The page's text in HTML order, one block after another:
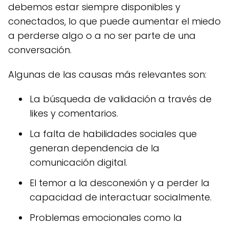
debemos estar siempre disponibles y
conectados, lo que puede aumentar el miedo
a perderse algo o a no ser parte de una
conversación.
Algunas de las causas más relevantes son:
La búsqueda de validación a través de
likes y comentarios.
La falta de habilidades sociales que
generan dependencia de la
comunicación digital.
El temor a la desconexión y a perder la
capacidad de interactuar socialmente.
Problemas emocionales como la